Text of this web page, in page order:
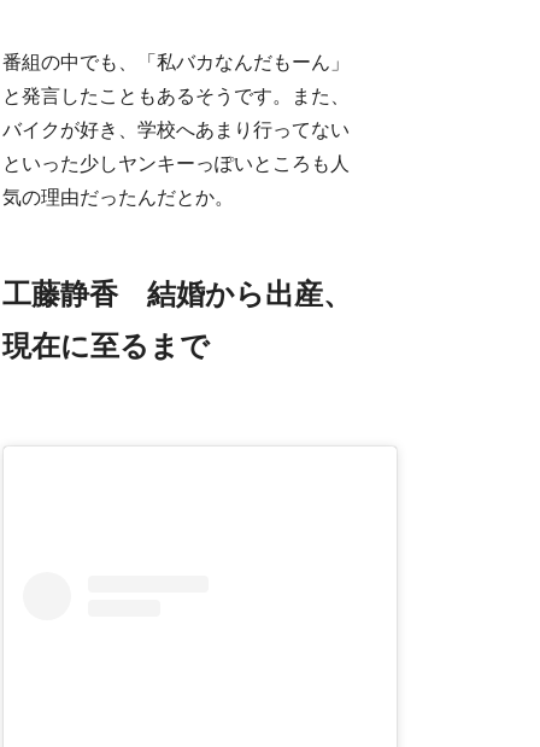
番組の中でも、「私バカなんだもーん」
と発言したこともあるそうです。また、
バイクが好き、学校へあまり行ってない
といった少しヤンキーっぽいところも人
気の理由だったんだとか。
工藤静香 結婚から出産、
現在に至るまで